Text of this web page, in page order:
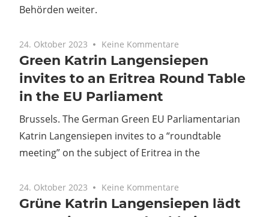
Behörden weiter.
24. Oktober 2023 Keine Kommentare
Green Katrin Langensiepen
invites to an Eritrea Round Table
in the EU Parliament
Brussels. The German Green EU Parliamentarian
Katrin Langensiepen invites to a “roundtable
meeting” on the subject of Eritrea in the
24. Oktober 2023 Keine Kommentare
Grüne Katrin Langensiepen lädt